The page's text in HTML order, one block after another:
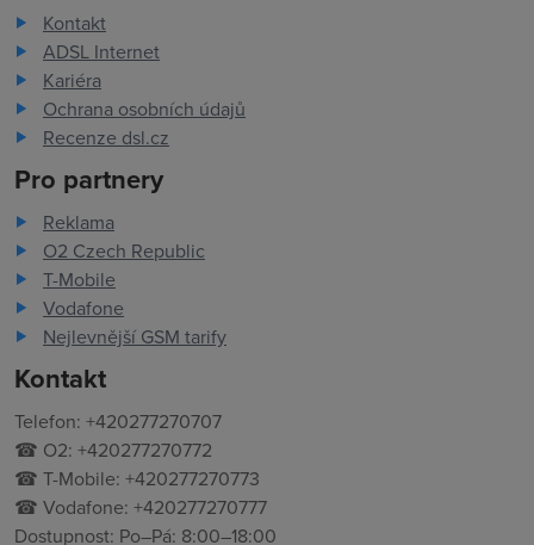
Kontakt
ADSL Internet
Kariéra
Ochrana osobních údajů
Recenze dsl.cz
Pro partnery
Reklama
O2 Czech Republic
T-Mobile
Vodafone
Nejlevnější GSM tarify
Kontakt
Telefon: +420277270707
☎ O2: +420277270772
☎ T-Mobile: +420277270773
☎ Vodafone: +420277270777
Dostupnost: Po–Pá: 8:00–18:00